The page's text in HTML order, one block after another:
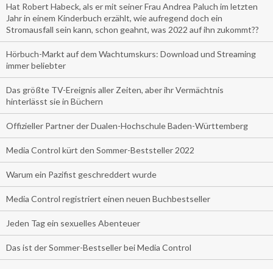
Hat Robert Habeck, als er mit seiner Frau Andrea Paluch im letzten
Jahr in einem Kinderbuch erzählt, wie aufregend doch ein
Stromausfall sein kann, schon geahnt, was 2022 auf ihn zukommt??
Hörbuch-Markt auf dem Wachtumskurs: Download und Streaming
immer beliebter
Das größte TV-Ereignis aller Zeiten, aber ihr Vermächtnis
hinterlässt sie in Büchern
Offizieller Partner der Dualen-Hochschule Baden-Württemberg
Media Control kürt den Sommer-Beststeller 2022
Warum ein Pazifist geschreddert wurde
Media Control registriert einen neuen Buchbestseller
Jeden Tag ein sexuelles Abenteuer
Das ist der Sommer-Bestseller bei Media Control